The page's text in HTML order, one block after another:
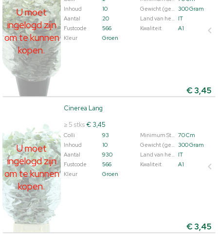
U moet
ingelogd zijn
om te kunnen
kopen.
Inhoud
10
300 Gram
Aantal
20
IT
Fustcode
566 Kwaliteit
A1
Kleur
Groen
€ 3,45
U moet
ingelogd zijn
om te kunnen
kopen.
Cinerea Lang
≥ 5 stks€ 3,45
Colli 93 Minimum Steellengte
70 Cm
Inhoud
10
300 Gram
Aantal
930
IT
Fustcode
566 Kwaliteit
A1
Kleur
Groen
€ 3,45
U moet ingelogd zijn om te kunnen kopen.
in te loggen.